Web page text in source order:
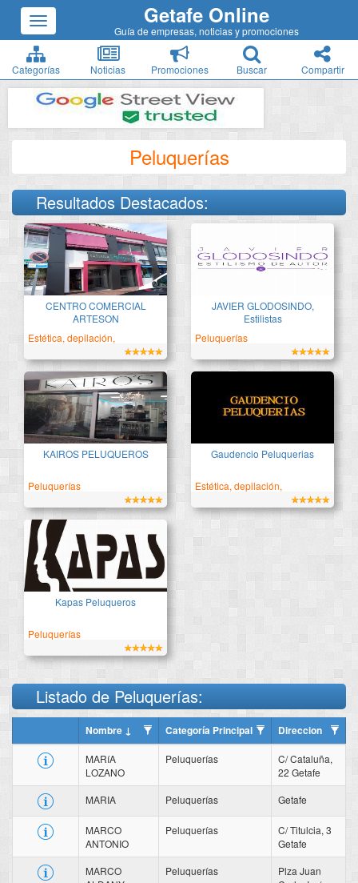
Getafe Online
Guía de empresas, noticias y promociones
Categorías Noticias Promociones Buscar Compartir
Peluquerías
Resultados Destacados:
Tu centro comercial de
confianza
CENTRO COMERCIAL
ARTESON
Estética, depilación,
JAVIER GLODOSINDO,
Estilistas
Peluquerías
Peluquería & Estética
KAIROS PELUQUEROS
Peluquerías
Gaudencio Peluquerias
Estética, depilación,
Profesionales a tu servicio
Kapas Peluqueros
Peluquerías
Listado de Peluquerías:
Nombre Categoría Principal Direccion
MARíA
LOZANO
Peluquerías
C/ Cataluña,
22 Getafe
MARIA
Peluquerías Getafe
MARCO
ANTONIO
Peluquerías
C/ Titulcia, 3
Getafe
MARCO
Peluquerías
Plza Juan